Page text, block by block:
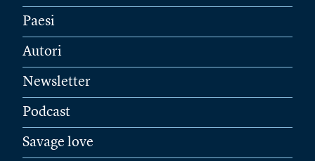
Paesi
Autori
Newsletter
Podcast
Savage love